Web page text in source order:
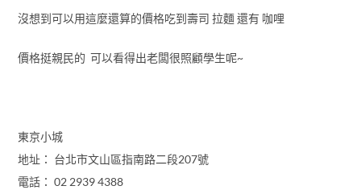
沒想到可以用這麼還算的價格吃到壽司 拉麵 還有 咖哩
價格挺親民的 可以看得出老闆很照顧學生呢~
東京小城
地址： 台北市文山區指南路二段207號
電話： 02 2939 4388